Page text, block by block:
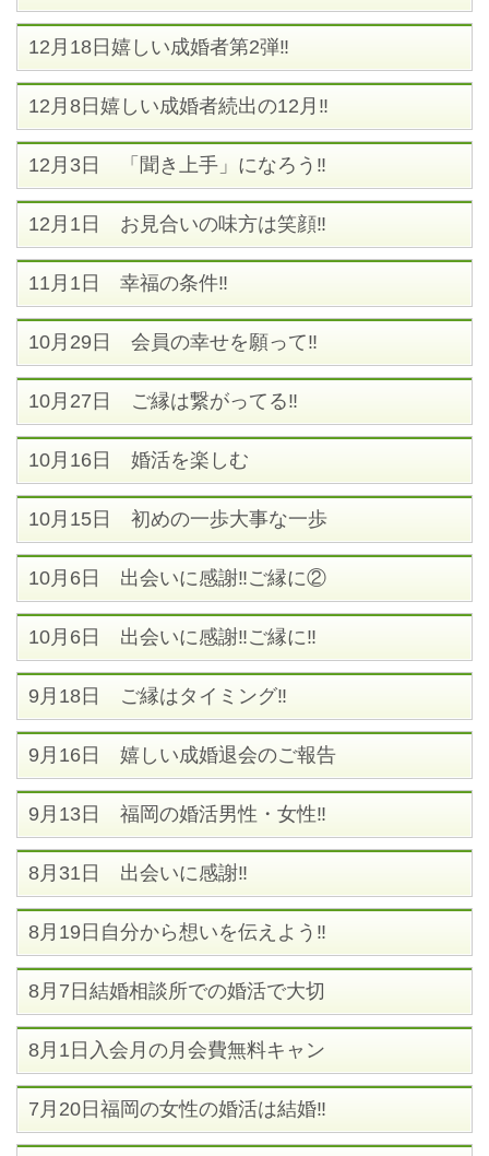
12月18日嬉しい成婚者第2弾‼
12月8日嬉しい成婚者続出の12月‼
12月3日 「聞き上手」になろう‼
12月1日 お見合いの味方は笑顔‼
11月1日 幸福の条件‼
10月29日 会員の幸せを願って‼
10月27日 ご縁は繋がってる‼
10月16日 婚活を楽しむ
10月15日 初めの一歩大事な一歩
10月6日 出会いに感謝‼ご縁に②
10月6日 出会いに感謝‼ご縁に‼
9月18日 ご縁はタイミング‼
9月16日 嬉しい成婚退会のご報告
9月13日 福岡の婚活男性・女性‼
8月31日 出会いに感謝‼
8月19日自分から想いを伝えよう‼
8月7日結婚相談所での婚活で大切
8月1日入会月の月会費無料キャン
7月20日福岡の女性の婚活は結婚‼